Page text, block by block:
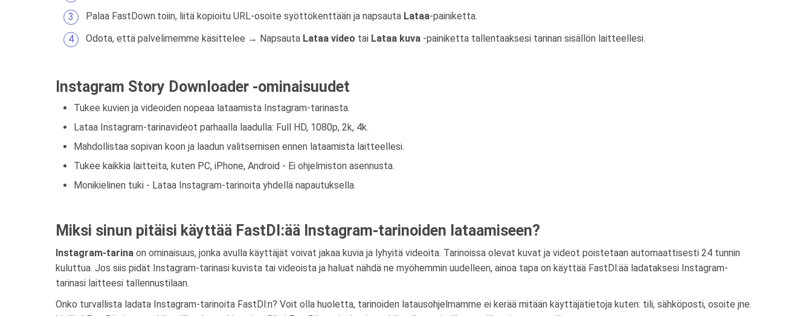
Palaa FastDown.toiin, liitä kopioitu URL-osoite syöttökenttään ja napsauta Lataa-painiketta.
Odota, että palvelimemme käsittelee → Napsauta Lataa video tai Lataa kuva -painiketta tallentaaksesi tarinan sisällön laitteellesi.
Instagram Story Downloader -ominaisuudet
Tukee kuvien ja videoiden nopeaa lataamista Instagram-tarinasta.
Lataa Instagram-tarinavideot parhaalla laadulla: Full HD, 1080p, 2k, 4k.
Mahdollistaa sopivan koon ja laadun valitsemisen ennen lataamista laitteellesi.
Tukee kaikkia laitteita, kuten PC, iPhone, Android - Ei ohjelmiston asennusta.
Monikielinen tuki - Lataa Instagram-tarinoita yhdellä napautuksella.
Miksi sinun pitäisi käyttää FastDl:ää Instagram-tarinoiden lataamiseen?
Instagram-tarina on ominaisuus, jonka avulla käyttäjät voivat jakaa kuvia ja lyhyitä videoita. Tarinoissa olevat kuvat ja videot poistetaan automaattisesti 24 tunnin
kuluttua. Jos siis pidät Instagram-tarinasi kuvista tai videoista ja haluat nähdä ne myöhemmin uudelleen, ainoa tapa on käyttää FastDl:ää ladataksesi Instagram-
tarinasi laitteesi tallennustilaan.
Onko turvallista ladata Instagram-tarinoita FastDl:n? Voit olla huoletta, tarinoiden latausohjelmamme ei kerää mitään käyttäjätietoja kuten: tili, sähköposti, osoite jne.